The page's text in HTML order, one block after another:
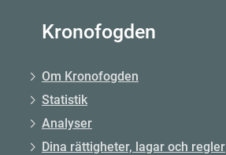
Kronofogden
Om Kronofogden
Statistik
Analyser
Dina rättigheter, lagar och regler